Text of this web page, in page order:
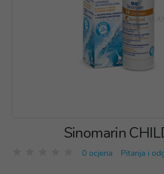
Sinomarin
0 ocjena Pitanja i